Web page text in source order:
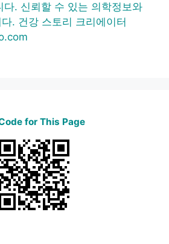
다. 신뢰할 수 있는 의학정보와
. 건강 스토리 크리에이터
for This Page